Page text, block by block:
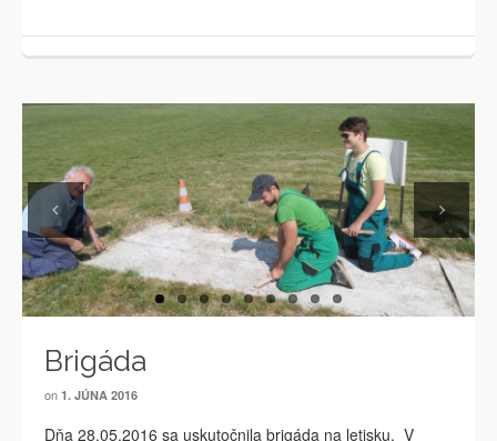
Previous Next
Brigáda
on 1. JÚNA 2016
Dňa 28.05.2016 sa uskutočnila brigáda na letisku. V